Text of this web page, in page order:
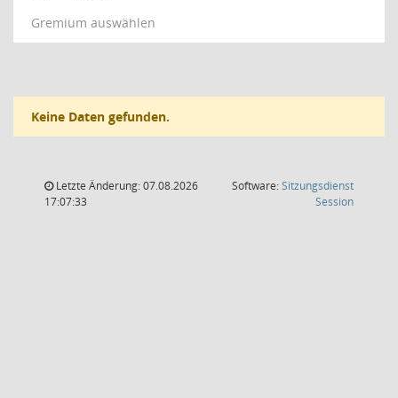
Gremium auswählen
Keine Daten gefunden.
Letzte Änderung: 07.08.2026
17:07:33
Software:Sitzungsdienst
Session(Wird in